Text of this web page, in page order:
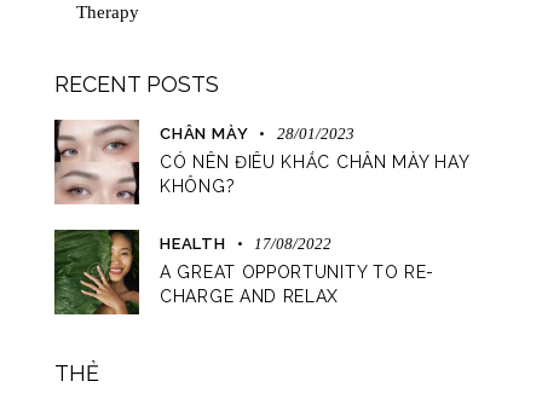
Therapy
RECENT POSTS
CHÂN MÀY 28/01/2023
CÓ NÊN ĐIÊU KHẮC CHÂN MÀY HAY
KHÔNG?
HEALTH 17/08/2022
A GREAT OPPORTUNITY TO RE-
CHARGE AND RELAX
THẺ